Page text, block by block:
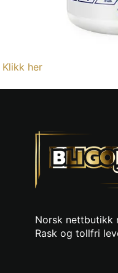
Klikk her
Norsk nettbutikk
Rask og tollfri